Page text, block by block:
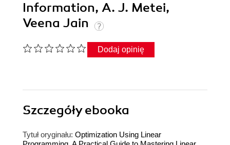
Information, A. J. Metei,
Veena Jain
Dodaj opinię
Szczegółyebooka
Tytuł oryginału: Optimization Using Linear